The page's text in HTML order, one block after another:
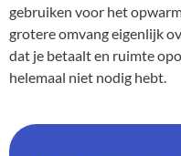
gebruiken voor het
grotere omvang eigenlijk
dat je betaalt en ruimte
helemaal niet nodig hebt.